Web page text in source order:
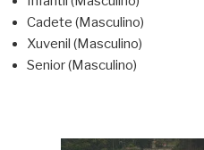
Cadete (Masculino)
Xuvenil (Masculino)
Senior (Masculino)